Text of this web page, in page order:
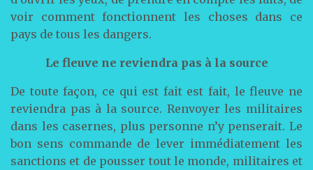
voir comment fonctionnent les choses dans ce
pays de tous les dangers.
Le fleuve ne reviendra pas à la source
De toute façon, ce qui est fait est fait, le fleuve ne
reviendra pas à la source. Renvoyer les militaires
dans les casernes, plus personne n’y penserait. Le
bon sens commande de lever immédiatement les
sanctions et de pousser tout le monde, militaires et